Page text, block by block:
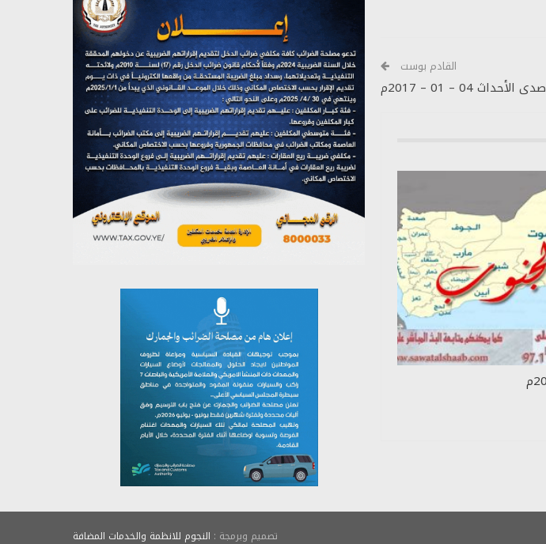
أو
خفض
مستوى
الصوت.
القادم بوست
صدى الأحداث 04 – 01 – 2017م
مؤتمر صحفي لمركز عين الإنسانية حول جرائم تحالف
العدوان على اليمن
يوليو 27, 2026
تستمعون لبرنامج (مع السيد القائد)
يوليو 26, 2026
تستمعون لبرنامج (خبر وعلم)
يوليو 26, 2026
تصميم وبرمجة : النجوم للانظمة والخدمات المضافة